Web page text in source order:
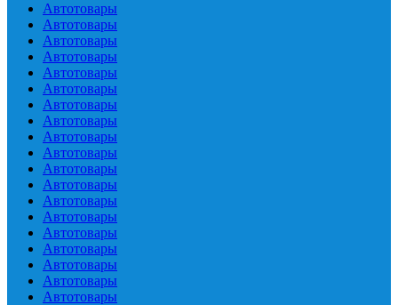
Автотовары
Автотовары
Автотовары
Автотовары
Автотовары
Автотовары
Автотовары
Автотовары
Автотовары
Автотовары
Автотовары
Автотовары
Автотовары
Автотовары
Автотовары
Автотовары
Автотовары
Автотовары
Автотовары